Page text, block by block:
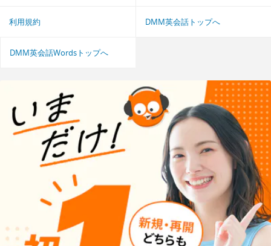
利用規約 DMM英会話トップへ
DMM英会話Wordsトップへ